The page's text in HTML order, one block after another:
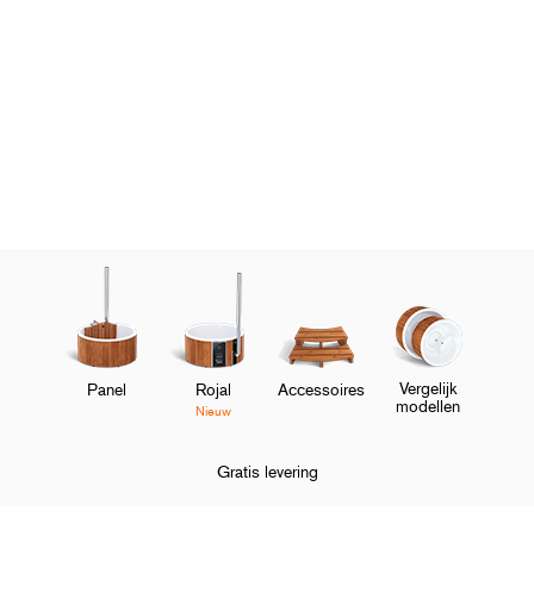
Panel Rojal
Nieuw
Accessoires
Vergelijk
modellen
Gratis levering